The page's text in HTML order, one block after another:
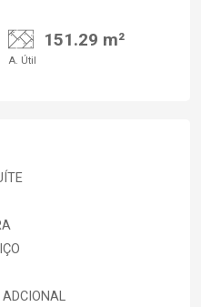
151.29 m²
A. Útil